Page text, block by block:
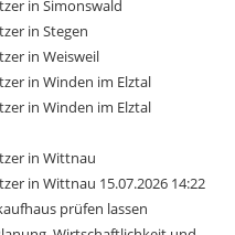
in Simonswald
in Stegen
in Weisweil
in Winden im Elztal
in Winden im Elztal
in Wittnau
in Wittnau 15.07.2026 14:22
prüfen lassen